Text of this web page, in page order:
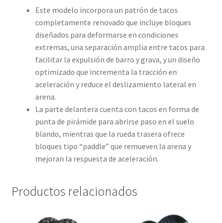
Este modelo incorpora un patrón de tacos
completamente renovado que incluye bloques
diseñados para deformarse en condiciones
extremas, una separación amplia entre tacos para
facilitar la expulsión de barro y grava, y un diseño
optimizado que incrementa la tracción en
aceleración y reduce el deslizamiento lateral en
arena.
La parte delantera cuenta con tacos en forma de
punta de pirámide para abrirse paso en el suelo
blando, mientras que la rueda trasera ofrece
bloques tipo “paddle” que remueven la arena y
mejoran la respuesta de aceleración.
Productos relacionados